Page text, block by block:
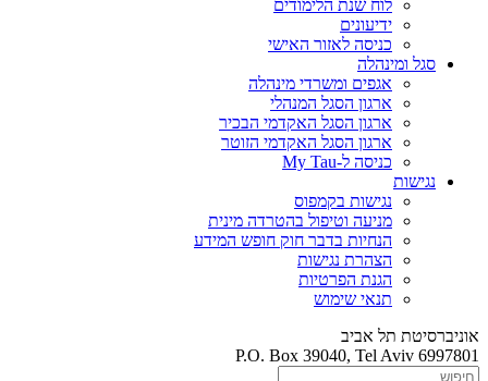
לוח שנת הלימודים
ידיעונים
כניסה לאזור האישי
סגל ומינהלה
אגפים ומשרדי מינהלה
ארגון הסגל המנהלי
ארגון הסגל האקדמי הבכיר
ארגון הסגל האקדמי הזוטר
כניסה ל-My Tau
נגישות
נגישות בקמפוס
מניעה וטיפול בהטרדה מינית
הנחיות בדבר חוק חופש המידע
הצהרת נגישות
הגנת הפרטיות
תנאי שימוש
אוניברסיטת תל אביב
P.O. Box 39040, Tel Aviv 6997801